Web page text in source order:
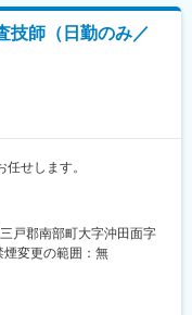
など
客様への訪問がありま
抗なく置いてくれる製
た実績あり
判断
度があります。
があります。月給(月額)は
技師（日勤のみ／
せします。
師は2名体制で業務を行っ
行っています。今回は体
っていただける方の募集
戸郡南部町大字沖田面字
変更の範囲：無